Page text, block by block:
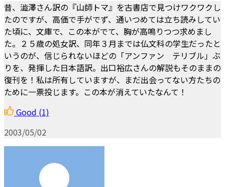
昔、澁澤さん訳の『山師トマ』を古書店で見つけワクワクし
たのですが、高価で手がでず、通いつめては立ち読みしてい
た頃に、文庫で、この本がでて、胸が高鳴りつつ求めまし
た。２５歳の処女訳、同年３月までは仏文科の学生だったと
いうのが、信じられないほどの「アンファン テリブル」ぶ
りを、発揮した日本語訳。出口裕広さんの解説もそのままの
復刊を！私は所有していますが、まだ出会ってない方たちの
ために一票投じます。この本が消えていたなんて！
Good (1)
2003/05/02